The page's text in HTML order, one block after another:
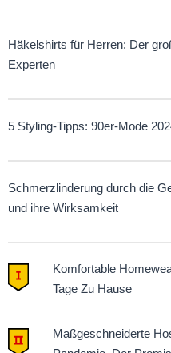
Häkelshirts für Herren: Der
Experten
5 Styling-Tipps: 90er-Mode
Schmerzlinderung durch die
und ihre Wirksamkeit
Komfortable
Tage Zu Hause
Maßgeschneiderte